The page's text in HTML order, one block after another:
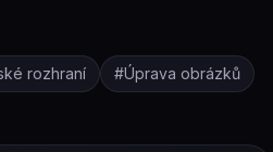
rozhraní #Úprava obrázků